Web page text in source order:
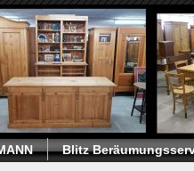
Blitz